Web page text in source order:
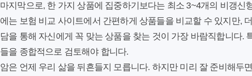
마지막으로, 한 가지 상품에 집중하기보다는 최소 3~4개의 비갱신
에는 보험 비교 사이트에서 간편하게 상품들을 비교할 수 있지만,
담을 통해 자신에게 꼭 맞는 상품을 찾는 것이 가장 바람직합니다.
들을 종합적으로 검토해야 합니다.
암은 언제 우리 삶을 뒤흔들지 모릅니다. 하지만 미리 잘 준비해두